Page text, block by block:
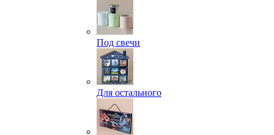
Под свечи
Для остального